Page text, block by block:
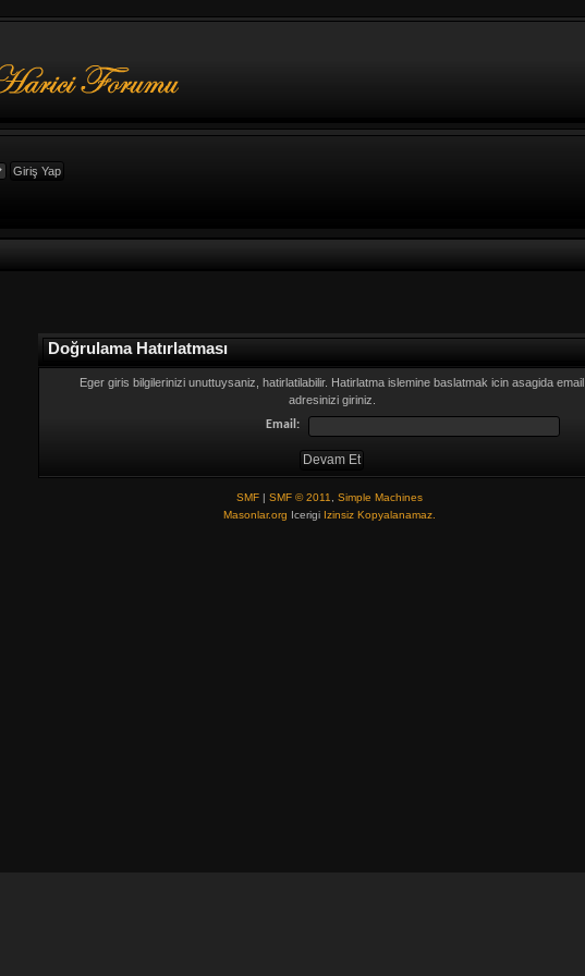
Doğrulama Hatırlatması
Eger giris bilgilerinizi unuttuysaniz, hatirlatilabilir. Hatirlatma islemine baslatmak icin asagida email
adresinizi giriniz.
Email:
SMF| SMF © 2011, Simple Machines
Masonlar.org Icerigi Izinsiz Kopyalanamaz.